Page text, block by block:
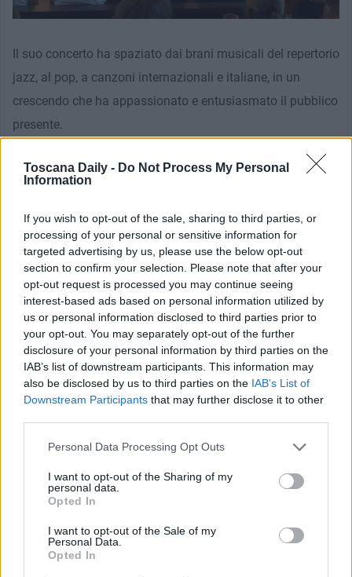
Toscana Daily - Do Not Process My Personal
Information
If you wish to opt-out of the sale, sharing to third parties, or
processing of your personal or sensitive information for
targeted advertising by us, please use the below opt-out
section to confirm your selection. Please note that after your
opt-out request is processed you may continue seeing
interest-based ads based on personal information utilized by
us or personal information disclosed to third parties prior to
your opt-out. You may separately opt-out of the further
disclosure of your personal information by third parties on the
IAB’s list of downstream participants. This information may
also be disclosed by us to third parties on the IAB’s List of
Downstream Participants that may further disclose it to other
Personal Data Processing Opt Outs
I want to opt-out of the Sharing of my
personal data.
Opted In
I want to opt-out of the Sale of my
Personal Data.
Opted In
Il suo concerto ha spaziato dai brani musicali del repertorio
jazz, al pop, a canzoni internazionali e italiane, in un
crescendo che ha appassionato e entusiasmato il pubblico
presente.
brani del maestro Burt Bacharach, uno tra i più noti e
cantante livornese ha collaborato a lungo.
Anche questo appuntamento era riservato ai pazienti
oncologici, ai loro familiari, agli operatori sanitari e a tutti
coloro che volevano ascoltare buona musica lasciandosi
trasportare dalle emozioni.
Grazie ai tanti amici che hanno prontamente e
generosamente risposto all’appello di Andrea Mambrini,
direttore dell’Oncologia apuana e organizzatore degli
eventi per l’associazione, con questo concerto di Karima e
Piero Frassi è stato anche inaugurato il nuovo e moderno